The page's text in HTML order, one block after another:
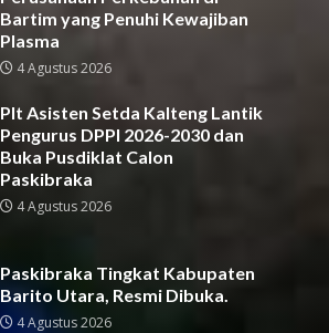
Bartim yang Penuhi Kewajiban
Plasma
4 Agustus 2026
Plt Asisten Setda Kalteng Lantik
Pengurus DPPI 2026-2030 dan
Buka Pusdiklat Calon
Paskibraka
4 Agustus 2026
Paskibraka Tingkat Kabupaten
Barito Utara, Resmi Dibuka.
4 Agustus 2026